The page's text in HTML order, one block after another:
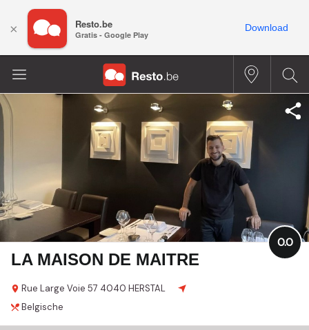
LA MAISON DE MAITRE
Rue Large Voie 57 4040 HERSTAL
0.0
Belgische
× Resto.be
Gratis - Google Play
Download